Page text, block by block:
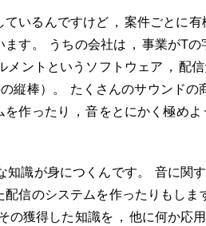
ているんですけど ， 案件ごとに
ます。 うちの会社は ， 事業がTの
メントというソフトウェア ， 配
縦棒） 。
たくさんのサウンドの
作ったり
， 音をとにかく極めよ
知識が身につくんです。
音に関
信のシステムを作ったりもしま
の獲得した知識を ， 他に何か応